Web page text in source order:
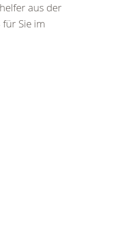
aus der
Sie im